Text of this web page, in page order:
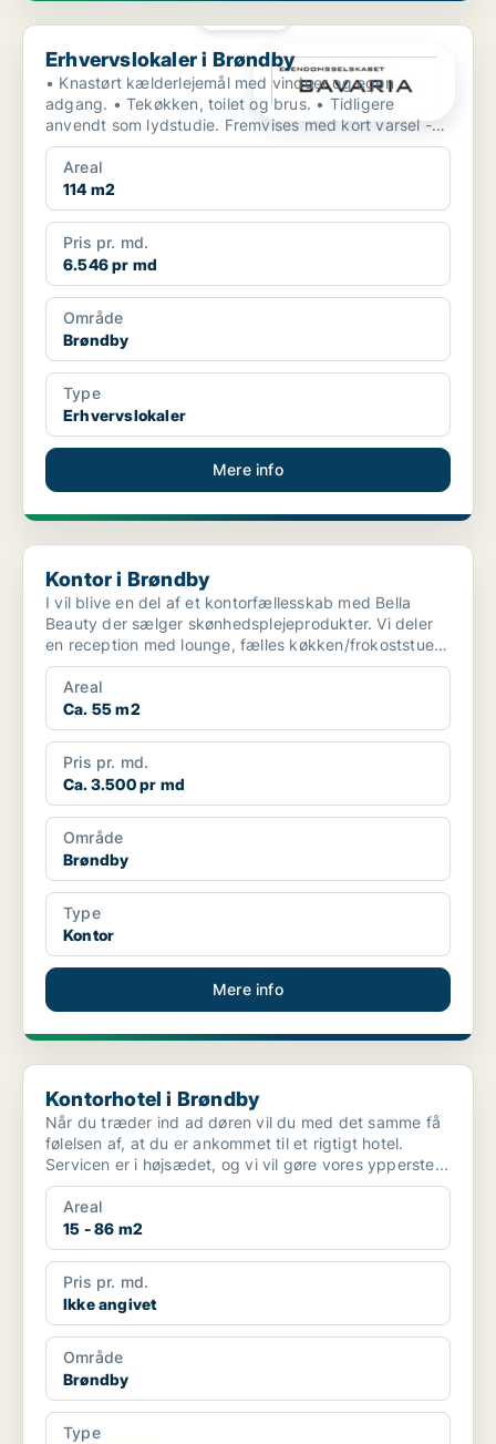
Erhvervslokaler i Brøndby
Erhvervslokaler i Brøndby
• Knastørt kælderlejemål med vinduer og egen
adgang. • Tekøkken, toilet og brus. • Tidligere
anvendt som lydstudie. Fremvises med kort varsel -
ogs...
Areal
114 m2
Pris pr. md.
6.546 pr md
Område
Brøndby
Type
Erhvervslokaler
Mere info
Kontor i Brøndby
Kontor i Brøndby
I vil blive en del af et kontorfællesskab med Bella
Beauty der sælger skønhedsplejeprodukter. Vi deler
en reception med lounge, fælles køkken/frokoststue
o...
Areal
Ca. 55 m2
Pris pr. md.
Ca. 3.500 pr md
Område
Brøndby
Type
Kontor
Mere info
Kontorhotel i Brøndby
Kontorhotel i Brøndby
Når du træder ind ad døren vil du med det samme få
følelsen af, at du er ankommet til et rigtigt hotel.
Servicen er i højsædet, og vi vil gøre vores ypperste...
Areal
15 - 86 m2
Pris pr. md.
Ikke angivet
Område
Brøndby
Type